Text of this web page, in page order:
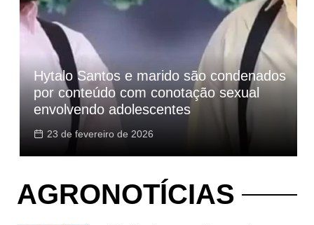
Hytalo Santos e marido são condenados
por conteúdo com conotação sexual
envolvendo adolescentes
23 de fevereiro de 2026
AGRONOTÍCIAS